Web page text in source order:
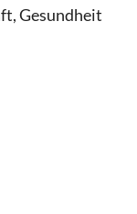
Gesundheit